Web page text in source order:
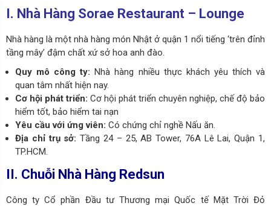
I. Nhà Hàng Sorae Restaurant – Lounge
Nhà hàng là một nhà hàng món Nhật ở quận 1 nổi tiếng ‘trên đỉnh
tầng mây’ đậm chất xứ sở hoa anh đào.
Quy mô công ty:Nhà hàng nhiều thực khách yêu thích và
quan tâm nhất hiện nay.
Cơ hội phát triển: Cơ hội phát triển chuyên nghiệp, chế độ bảo
hiểm tốt, bảo hiểm tai nạn
Yêu cầu với ứng viên: Có chứng chỉ nghề Nấu ăn.
Địa chỉ trụ sở:Tầng 24 – 25, AB Tower, 76A Lê Lai, Quận 1,
TP.HCM.
II. Chuỗi Nhà Hàng Redsun
Công ty Cổ phần Đầu tư Thương mại Quốc tế Mặt Trời Đỏ